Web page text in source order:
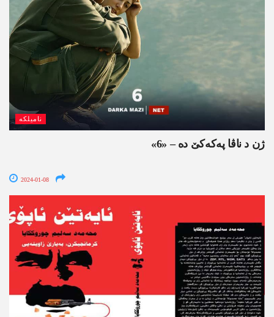
نامیلکە
ژن د ناڤا په‌كه‌كێ ده‌ – «6»
2024-01-08